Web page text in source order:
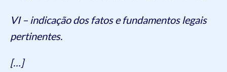
VI – indicação dos fatos e fundamentos legais
pertinentes.
[…]